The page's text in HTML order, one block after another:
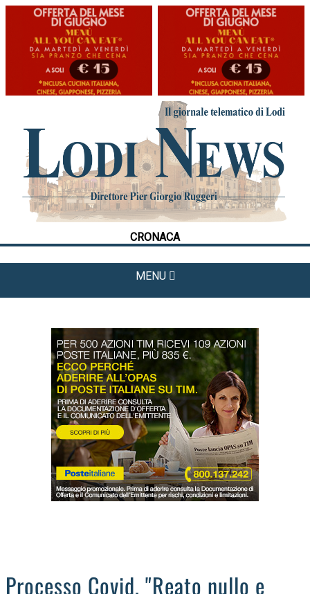
CRONACA
MENU
HOME
CRONACA
POLITICA
LA FOTO
METEO
CULTURA
DAL TERRITORIO
OROSCOPO
LA PIAZZA
ANIMALI
OCCHIO ALLA TRUFFA
NECROLOGI
Processo Covid, "Reato nullo e